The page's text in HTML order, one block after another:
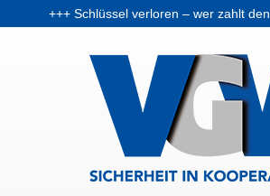
+++ Schlüssel verloren – wer zahlt